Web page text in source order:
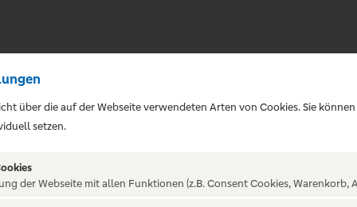
über die auf der Webseite verwendeten Arten von Cookies. Sie
setzen.
der Webseite mit allen Funktionen (z.B. Consent Cookies, Warenkorb,